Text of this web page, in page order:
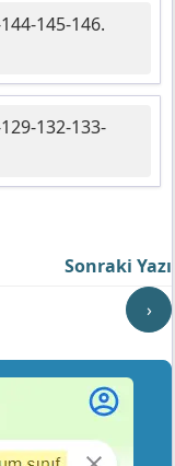
145-146.
132-133-
Sonraki Yazı
›